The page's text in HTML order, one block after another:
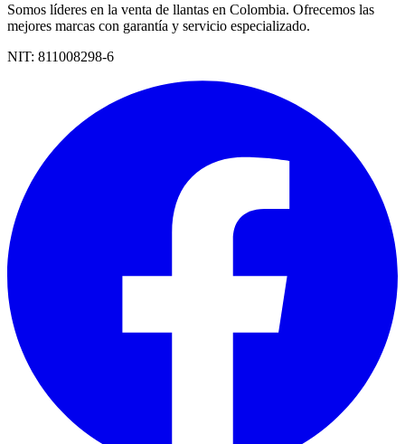
Somos líderes en la venta de llantas en Colombia. Ofrecemos las
mejores marcas con garantía y servicio especializado.
NIT: 811008298-6